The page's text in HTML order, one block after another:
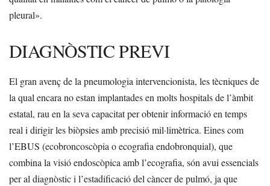
pleural».
DIAGNÒSTIC PREVI
El gran avenç de la pneumologia intervencionista, les tècniques de
la qual encara no estan implantades en molts hospitals de l’àmbit
estatal, rau en la seva capacitat per obtenir informació en temps
real i dirigir les biòpsies amb precisió mil·limètrica. Eines com
l’EBUS (ecobroncoscòpia o ecografia endobronquial), que
combina la visió endoscòpica amb l’ecografia, són avui essencials
per al diagnòstic i l’estadificació del càncer de pulmó, ja que